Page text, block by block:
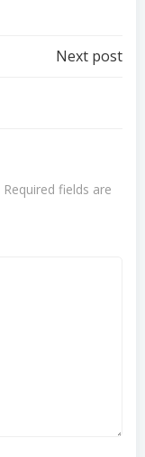
Next post
Required fields are